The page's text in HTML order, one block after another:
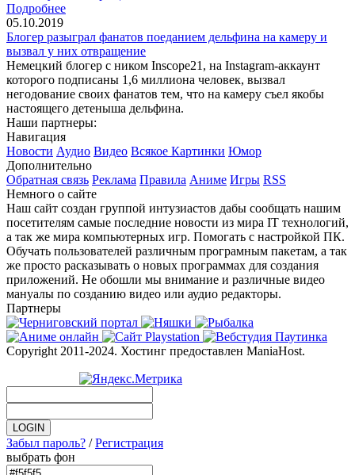
Подробнее
05.10.2019
Блогер разыграл фанатов поеданием дельфина на камеру и
вызвал у них отвращение
Немецкий блогер с ником Inscope21, на Instagram-аккаунт
которого подписаны 1,6 миллиона человек, вызвал
негодование своих фанатов тем, что на камеру съел якобы
настоящего детеныша дельфина.
Наши партнеры:
Навигация
Новости Аудио Видео Всякое Картинки Юмор
Дополнительно
Обратная связь Реклама Правила Аниме Игры RSS
Немного о сайте
Наш сайт создан группой интузиастов дабы сообщать нашим
посетителям самые последние новости из мира IT технологий,
а так же мира компьютерных игр. Помогать с настройкой ПК.
Обучать пользователей различным програмным пакетам, а так
же просто расказывать о новых программах для создания
приложений. Не обошли мы внимание и различные видео
мануалы по созданию видео или аудио редакторы.
Партнеры
Copyright 2011-2024. Хостинг предоставлен ManiaHost.
Забыл пароль? /Регистрация
выбрать фон